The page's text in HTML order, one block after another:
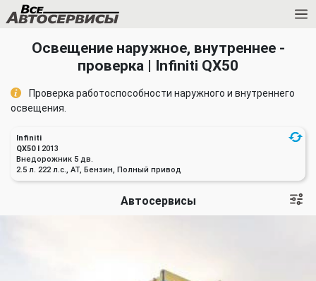
Освещение наружное, внутреннее -
проверка | Infiniti QX50
Проверка работоспособности наружного и внутреннего
освещения.
Infiniti
QX50 I 2013
Внедорожник 5 дв.
2.5 л. 222 л.с., AT, Бензин, Полный привод
Автосервисы